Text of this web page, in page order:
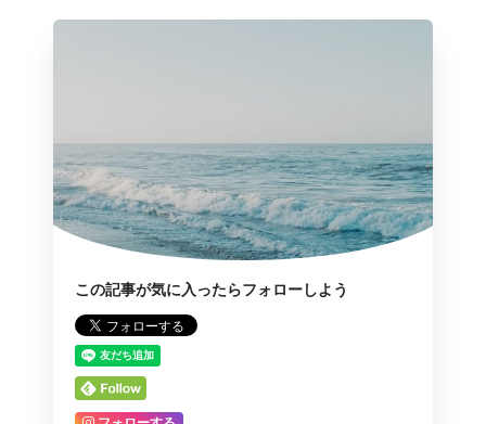
この記事が気に入ったらフォローしよう